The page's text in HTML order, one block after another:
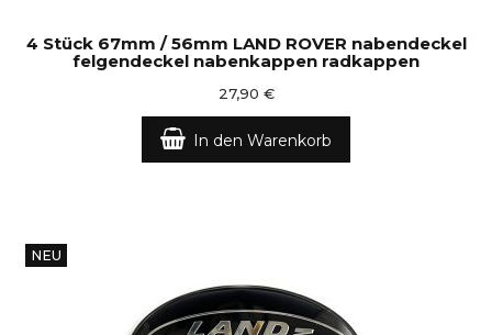
4 Stück 67mm / 56mm LAND ROVER nabendeckel
felgendeckel nabenkappen radkappen
27,90 €
In den Warenkorb
NEU